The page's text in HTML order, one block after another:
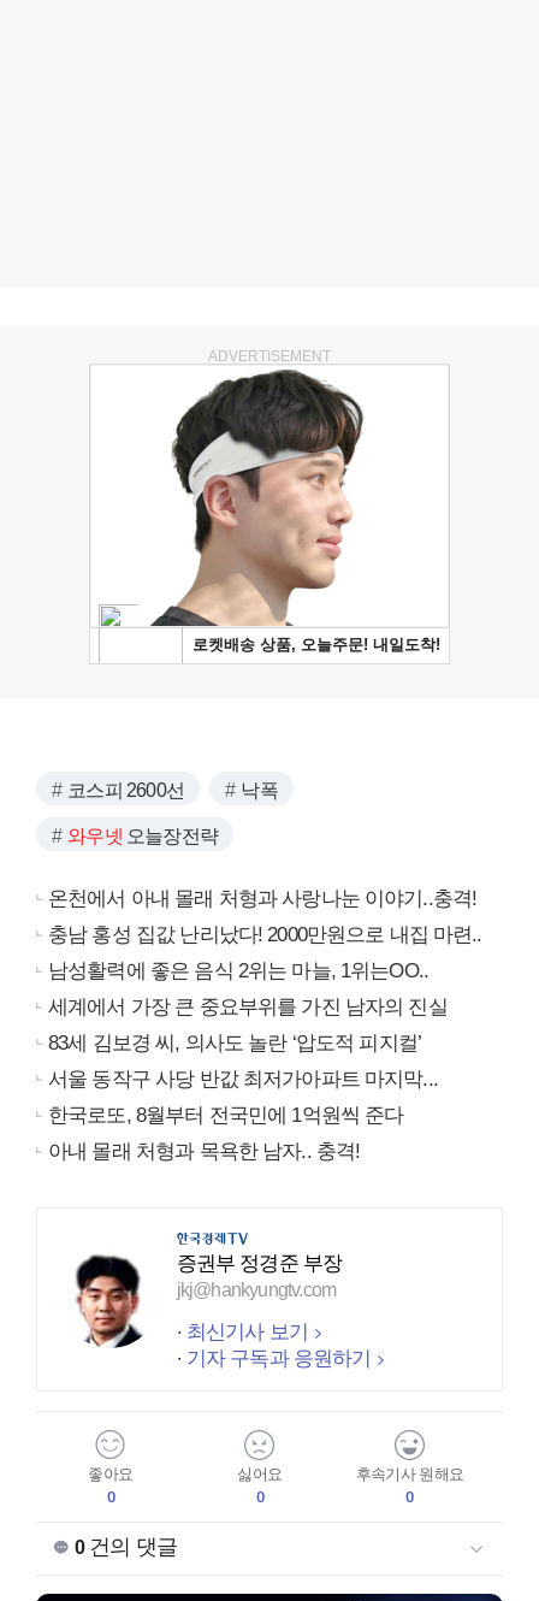
ADVERTISEMENT
코스피 2600선 낙폭
와우넷 오늘장전략
온천에서 아내 몰래 처형과 사랑나눈 이야기..충격!
충남 홍성 집값 난리났다! 2000만원으로 내집 마련..
남성활력에 좋은 음식 2위는 마늘, 1위는OO..
세계에서 가장 큰 중요부위를 가진 남자의 진실
83세 김보경 씨, 의사도 놀란 ‘압도적 피지컬’
서울 동작구 사당 반값 최저가아파트 마지막...
한국로또, 8월부터 전국민에 1억원씩 준다
아내 몰래 처형과 목욕한 남자.. 충격!
증권부 정경준 부장
jkj@hankyungtv.com
최신기사 보기
기자 구독과 응원하기
좋아요
0
싫어요
0
후속기사 원해요
0
0건의 댓글